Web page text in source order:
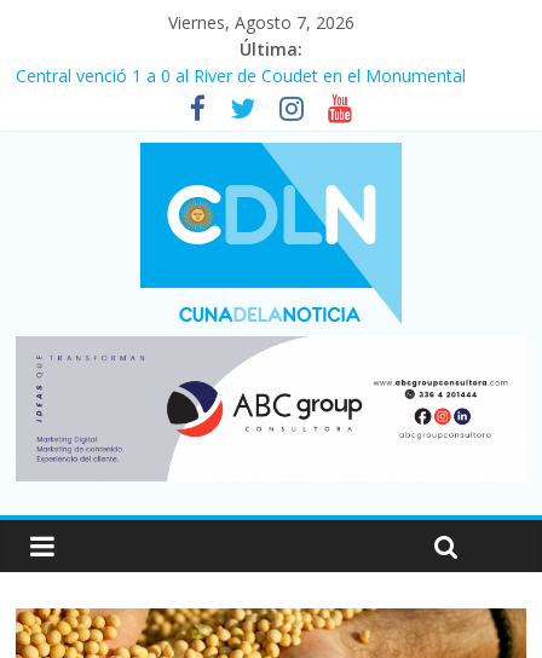
Viernes, Agosto 7, 2026
Última:
Central venció 1 a 0 al River de Coudet en el Monumental
La morosidad alcanzó su nivel más alto en dos décadas y ya
afecta a 400 mil deudores en Santa Fe
Desde que asumió Milei cerraron 41.000 kioscos: el sector
denuncia crisis como en 2001
Vacaciones de invierno con más movimiento y consumo
turístico: 4,6 millones de personas viajaron por el país, un 5,9%
Fuerte caída de la venta de autos usados en julio: bajó un 12,6%